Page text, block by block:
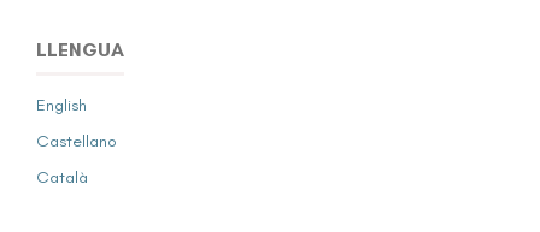
LLENGUA
English
Castellano
Català